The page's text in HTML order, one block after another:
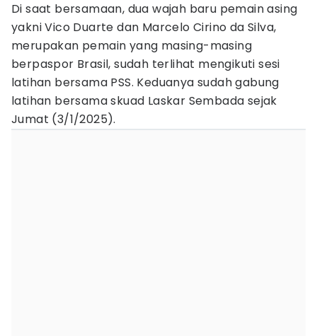
Di saat bersamaan, dua wajah baru pemain asing
yakni Vico Duarte dan Marcelo Cirino da Silva,
merupakan pemain yang masing-masing
berpaspor Brasil, sudah terlihat mengikuti sesi
latihan bersama PSS. Keduanya sudah gabung
latihan bersama skuad Laskar Sembada sejak
Jumat (3/1/2025).